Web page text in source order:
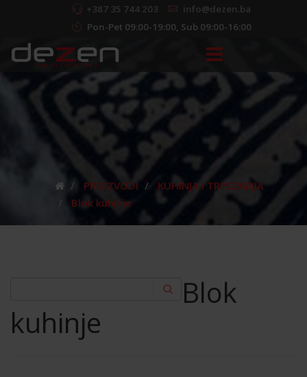
+387 35 744 203
info@dezen.ba
Pon-Pet 09:00-19:00, Sub 09:00-16:00
PROIZVODI
KUHINJA I TRPEZARIJA
Blok kuhinje
Blok
kuhinje